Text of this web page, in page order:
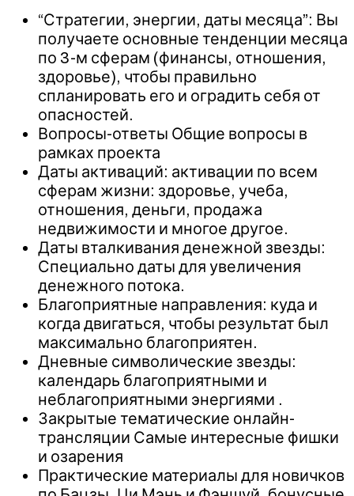
“Стратегии, энергии, даты месяца”: Вы
получаете основные тенденции месяца
по 3-м сферам (финансы, отношения,
здоровье), чтобы правильно
спланировать его и оградить себя от
опасностей.
Вопросы-ответы Общие вопросы в
рамках проекта
Даты активаций: активации по всем
сферам жизни: здоровье, учеба,
отношения, деньги, продажа
недвижимости и многое другое.
Даты вталкивания денежной звезды:
Специально даты для увеличения
денежного потока.
Благоприятные направления: куда и
когда двигаться, чтобы результат был
максимально благоприятен.
Дневные символические звезды:
календарь благоприятными и
неблагоприятными энергиями .
Закрытые тематические онлайн-
трансляции Самые интересные фишки
и озарения
Практические материалы для новичков